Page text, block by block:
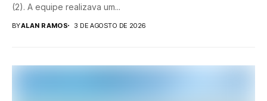
(2). A equipe realizava um...
BYALAN RAMOS 3 DE AGOSTO DE 2026